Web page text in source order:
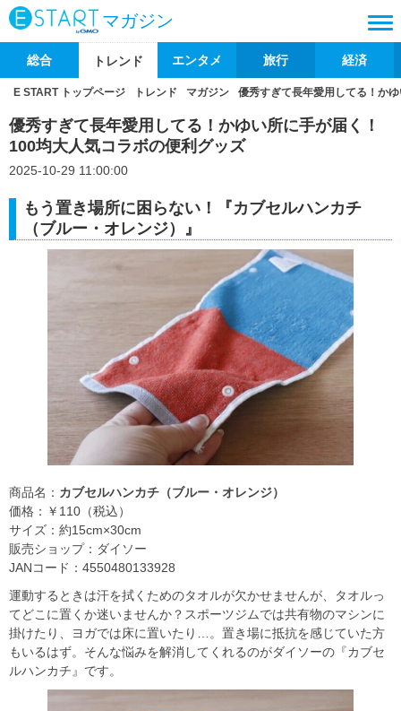
マガジン
総合 トレンド エンタメ 旅行 経済
E START トップページ トレンド マガジン 優秀すぎて長年愛用してる！か
優秀すぎて長年愛用してる！かゆい所に手が届く！
100均大人気コラボの便利グッズ
2025-10-29 11:00:00
もう置き場所に困らない！『カブセルハンカチ
（ブルー・オレンジ）』
商品名： カブセルハンカチ（ブルー・オレンジ）
価格：￥110（税込）
サイズ：約15cm×30cm
販売ショップ：ダイソー
JANコード：4550480133928
運動するときは汗を拭くためのタオルが欠かせませんが、タオルっ
てどこに置くか迷いませんか？スポーツジムでは共有物のマシンに
掛けたり、ヨガでは床に置いたり…。置き場に抵抗を感じていた方
もいるはず。そんな悩みを解消してくれるのがダイソーの『カブセ
ルハンカチ』です。